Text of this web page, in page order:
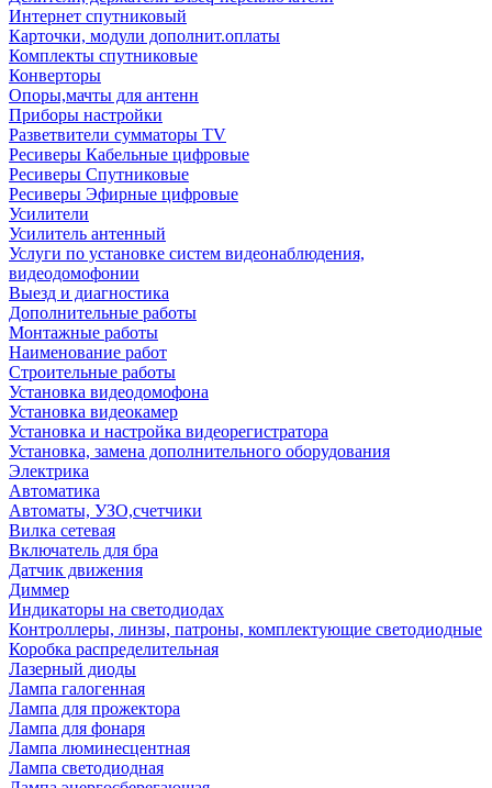
Интернет спутниковый
Карточки, модули дополнит.оплаты
Комплекты спутниковые
Конверторы
Опоры,мачты для антенн
Приборы настройки
Разветвители сумматоры TV
Ресиверы Кабельные цифровые
Ресиверы Спутниковые
Ресиверы Эфирные цифровые
Усилители
Усилитель антенный
Услуги по установке систем видеонаблюдения,
видеодомофонии
Выезд и диагностика
Дополнительные работы
Монтажные работы
Наименование работ
Строительные работы
Установка видеодомофона
Установка видеокамер
Установка и настройка видеорегистратора
Установка, замена дополнительного оборудования
Электрика
Автоматика
Автоматы, УЗО,счетчики
Вилка сетевая
Включатель для бра
Датчик движения
Диммер
Индикаторы на светодиодах
Контроллеры, линзы, патроны, комплектующие светодиодные
Коробка распределительная
Лазерный диоды
Лампа галогенная
Лампа для прожектора
Лампа для фонаря
Лампа люминесцентная
Лампа светодиодная